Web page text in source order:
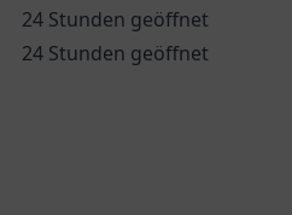
24 Stunden geöffnet
24 Stunden geöffnet